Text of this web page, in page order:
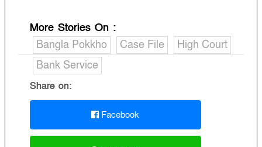
More Stories On :
Bangla Pokkho
Case File
High Court
Bank Service
Share on:
Facebook